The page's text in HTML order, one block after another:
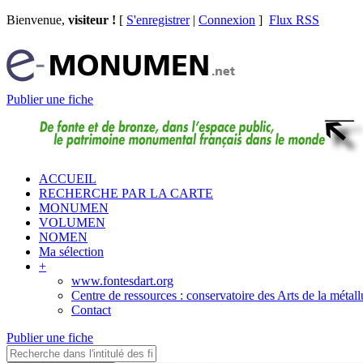
Bienvenue, visiteur ! [ S'enregistrer| Connexion ] Flux RSS
Publier une fiche
ACCUEIL
RECHERCHE PAR LA CARTE
MONUMEN
VOLUMEN
NOMEN
Ma sélection
+
www.fontesdart.org
Centre de ressources : conservatoire des Arts de la
Contact
Publier une fiche